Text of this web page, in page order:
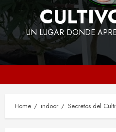
UN LUGAR DONDE
Home indoor Secretos del